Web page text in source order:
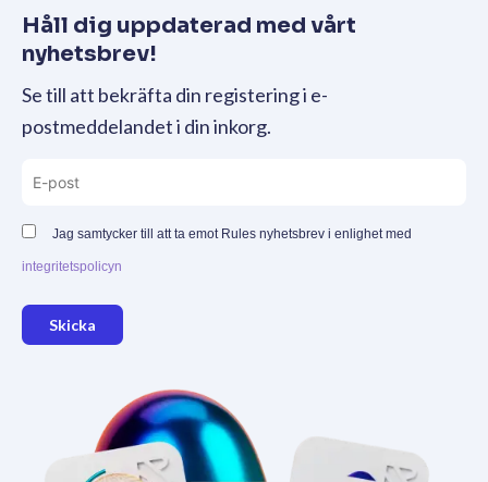
Håll dig uppdaterad med vårt
nyhetsbrev!
Se till att bekräfta din registering i e-
postmeddelandet i din inkorg.
Jag samtycker till att ta emot Rules nyhetsbrev i enlighet med
integritetspolicyn
Skicka